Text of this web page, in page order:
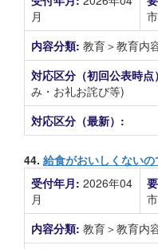
月
市
内容分類: 教育＞教育内
対応区分（初回公表時
み・お礼お詫び等)
対応区分（最新）:
44. 給食がおいしくない
受付年月: 2026年04
月
市
内容分類: 教育＞教育内